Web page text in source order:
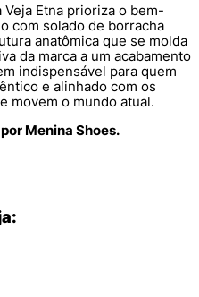
Etna prioriza o bem-
com solado de borracha
anatômica que se molda
da marca a um acabamento
indispensável para quem
e alinhado com os
movem o mundo atual.
Menina Shoes.